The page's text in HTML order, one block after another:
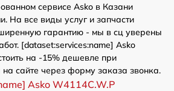
сервисе Asko в Казани
На все виды услуг и запчасти
гарантию - мы в сц уверены
[dataset:services:name] Asko
на -15% дешевле при
сайте через форму заказа звонка.
Asko W4114C.W.P